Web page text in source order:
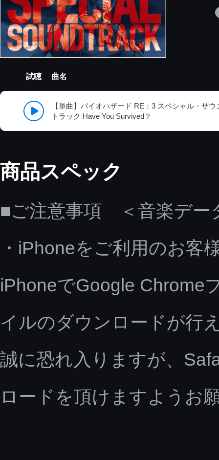
試聴 曲名
【単曲】バイオハザード RE：3 スペシャル・サウ
トラック Have You Survived？
商品スペック
■ご注意事項 ＜音楽デー
・iPhoneをご利用のお客
iPhoneでGoogle Chrome
イルのダウンロードが行
誠に恐れ入りますが、
ロードを頂けますようお